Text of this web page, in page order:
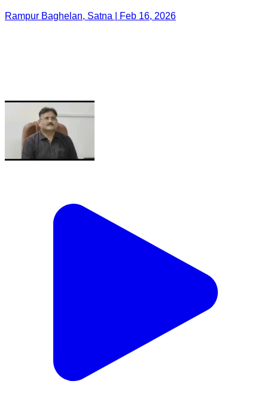
Rampur Baghelan, Satna | Feb 16, 2026
रामपुर बघेलान: आर.एन. खरे बने रामपुर बाघेलान के एसडीएम